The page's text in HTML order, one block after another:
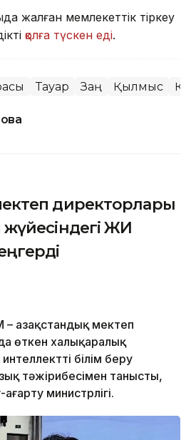
жалған мемлекеттік тіркеу
қолға түскен еді.
Тауар Заң Қылмыс
директорлары
жүйесіндегі ЖИ
Қазақстандық мектеп
өткен халықаралық
білім беру
тәжірибесімен танысты,
министрлігі.